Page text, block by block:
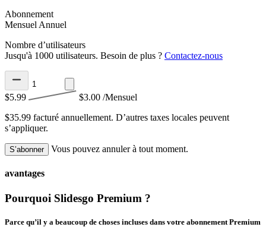
Abonnement
Mensuel Annuel
Nombre d’utilisateurs
Jusqu'à 1000 utilisateurs. Besoin de plus ? Contactez-nous
$5.99 $3.00 /Mensuel
$35.99 facturé annuellement. D’autres taxes locales peuvent
s’appliquer.
S’abonner Vous pouvez annuler à tout moment.
avantages
Pourquoi Slidesgo Premium ?
Parce qu’il y a beaucoup de choses incluses dans votre abonnement Premium